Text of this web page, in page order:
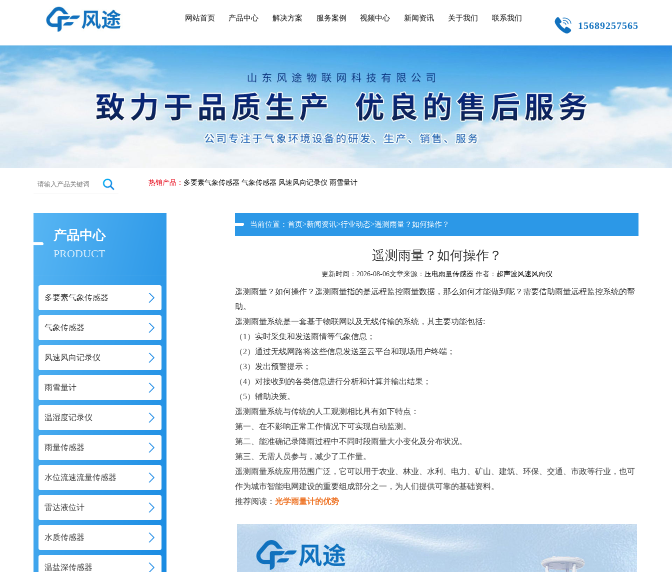
15689257565
网站首页 产品中心 解决方案 服务案例 视频中心 新闻资讯 关于我们 联系我们
热销产品： 多要素气象传感器 气象传感器 风速风向记录仪 雨雪量计
产品中心
PRODUCT
多要素气象传感器
气象传感器
风速风向记录仪
雨雪量计
温湿度记录仪
雨量传感器
水位流速流量传感器
雷达液位计
水质传感器
温盐深传感器
当前位置：首页>新闻资讯>行业动态>遥测雨量？如何操作？
遥测雨量？如何操作？
更新时间：2026-08-06文章来源： 压电雨量传感器 作者： 超声波风速风向仪
遥测雨量？如何操作？遥测雨量指的是远程监控雨量数据，那么如何才能做到呢？需要借助雨量远程监控系统的帮
助。
遥测雨量系统是一套基于物联网以及无线传输的系统，其主要功能包括:
（1）实时采集和发送雨情等气象信息；
（2）通过无线网路将这些信息发送至云平台和现场用户终端；
（3）发出预警提示；
（4）对接收到的各类信息进行分析和计算并输出结果；
（5）辅助决策。
遥测雨量系统与传统的人工观测相比具有如下特点：
第一、在不影响正常工作情况下可实现自动监测。
第二、能准确记录降雨过程中不同时段雨量大小变化及分布状况。
第三、无需人员参与，减少了工作量。
遥测雨量系统应用范围广泛，它可以用于农业、林业、水利、电力、矿山、建筑、环保、交通、市政等行业，也可
作为城市智能电网建设的重要组成部分之一，为人们提供可靠的基础资料。
推荐阅读：光学雨量计的优势